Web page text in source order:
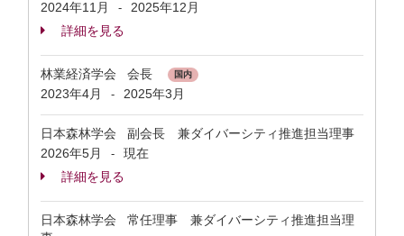
2024年11月 -
2025年12月
詳細を見る
林業経済学会 会長 国内
2023年4月 - 2025年3月
日本森林学会 副会長 兼ダイバーシティ推進担当理事
2026年5月
-
現在
詳細を見る
日本森林学会 常任理事 兼ダイバーシティ推進担当理